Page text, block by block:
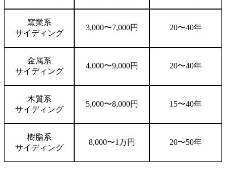
窯業系
サイディング
3,000〜7,000円 20〜40年
金属系
サイディング
4,000〜9,000円 20〜40年
木質系
サイディング
5,000〜8,000円 15〜40年
樹脂系
サイディング
8,000〜1万円 20〜50年